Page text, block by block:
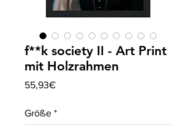
f**k society II - Art Print
mit Holzrahmen
55,93€Price
Größe *